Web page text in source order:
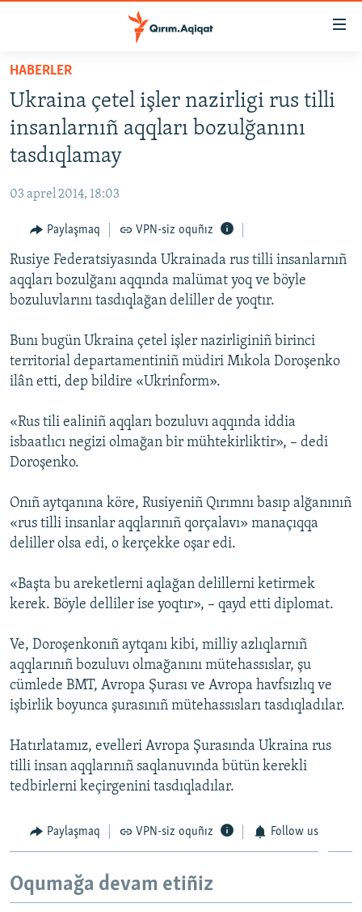
Esas
qaytmaq
Baş
navigatsiyağa
qaytmaq
Qıdıruvğa
qaytmaq
HABERLER
SİYASET
İQTİSADİYAT
MEDENİYET
İNSAN AQLARI
VİDEO
SÜRET
FİKİR
Русский
Українською
QOŞULIÑIZ!
RFE/RS bütün saytları
HABERLER
Ukraina çetel işler nazirligi rus tilli
insanlarnıñ aqqları bozulğanını
tasdıqlamay
03 aprel 2014, 18:03
Paylaşmaq VPN-siz oquñız
Rusiye Federatsiyasında Ukrainada rus tilli insanlarnıñ
aqqları bozulğanı aqqında malümat yoq ve böyle
bozuluvlarını tasdıqlağan deliller de yoqtır.
Bunı bugün Ukraina çetel işler nazirliginiñ birinci
territorial departamentiniñ müdiri Mıkola Doroşenko
ilân etti, dep bildire «Ukrinform».
«Rus tili ealiniñ aqqları bozuluvı aqqında iddia
isbaatlıcı negizi olmağan bir mühtekirliktir», – dedi
Doroşenko.
Onıñ aytqanına köre, Rusiyeniñ Qırımnı basıp alğanınıñ
«rus tilli insanlar aqqlarınıñ qorçalavı» manaçıqqa
deliller olsa edi, o kerçekke oşar edi.
«Başta bu areketlerni aqlağan delillerni ketirmek
kerek. Böyle delliler ise yoqtır», – qayd etti diplomat.
Ve, Doroşenkonıñ aytqanı kibi, milliy azlıqlarnıñ
aqqlarınıñ bozuluvı olmağanını mütehassıslar, şu
cümlede BMT, Avropa Şurası ve Avropa havfsızlıq ve
işbirlik boyunca şurasınıñ mütehassısları tasdıqladılar.
Hatırlatamız, evelleri Avropa Şurasında Ukraina rus
tilli insan aqqlarınıñ saqlanuvında bütün kerekli
tedbirlerni keçirgenini tasdıqladılar.
Paylaşmaq VPN-siz oquñız Follow us
Oqumağa devam etiñiz